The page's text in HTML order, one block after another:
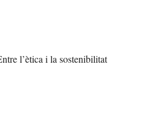
l’ètica i la sostenibilitat